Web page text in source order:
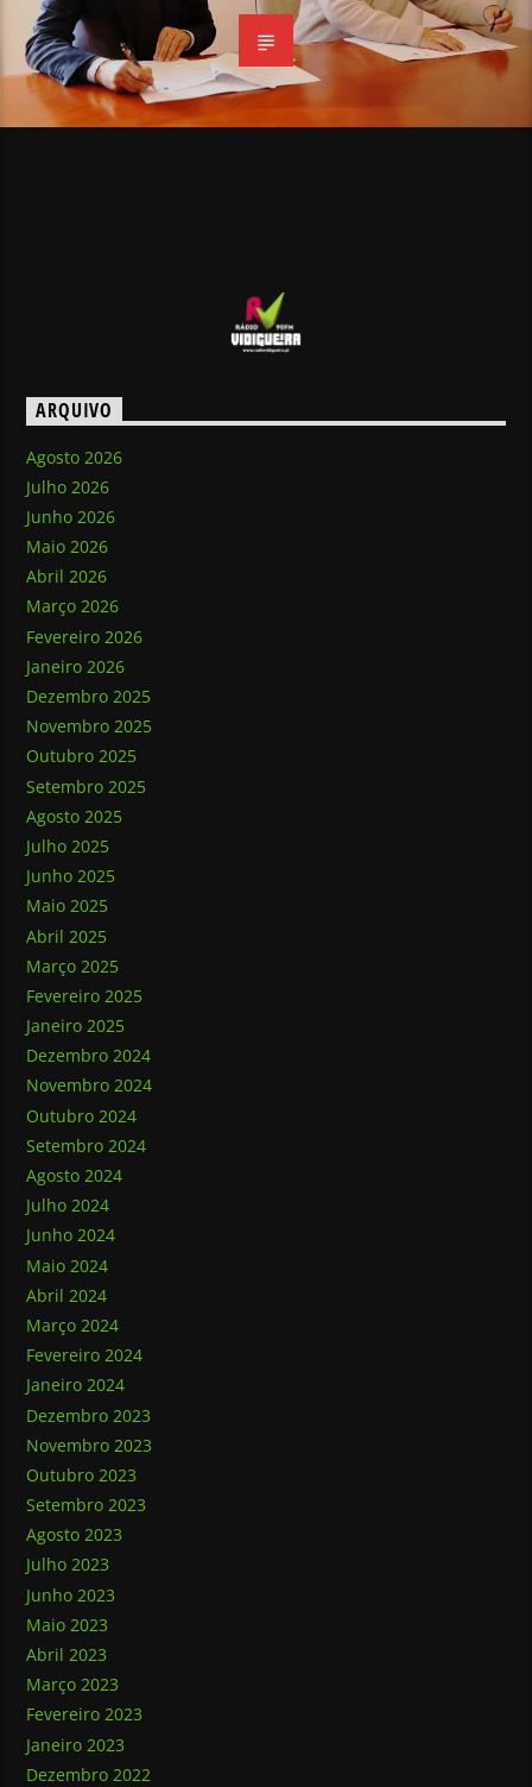
ARQUIVO
Agosto 2026
Julho 2026
Junho 2026
Maio 2026
Abril 2026
Março 2026
Fevereiro 2026
Janeiro 2026
Dezembro 2025
Novembro 2025
Outubro 2025
Setembro 2025
Agosto 2025
Julho 2025
Junho 2025
Maio 2025
Abril 2025
Março 2025
Fevereiro 2025
Janeiro 2025
Dezembro 2024
Novembro 2024
Outubro 2024
Setembro 2024
Agosto 2024
Julho 2024
Junho 2024
Maio 2024
Abril 2024
Março 2024
Fevereiro 2024
Janeiro 2024
Dezembro 2023
Novembro 2023
Outubro 2023
Setembro 2023
Agosto 2023
Julho 2023
Junho 2023
Maio 2023
Abril 2023
Março 2023
Fevereiro 2023
Janeiro 2023
Dezembro 2022